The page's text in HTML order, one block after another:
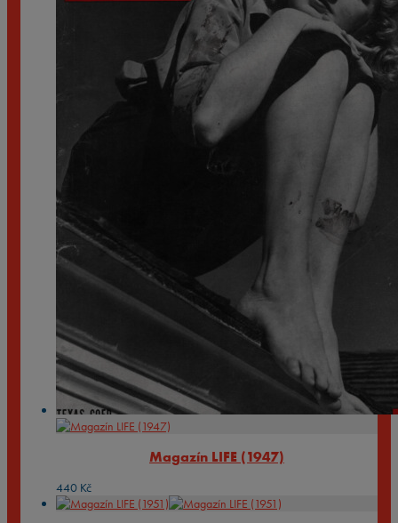
Magazín LIFE (1947)
440 Kč